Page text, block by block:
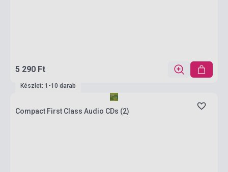
5 290 Ft
Készlet: 1-10 darab
Compact First Class Audio CDs (2)